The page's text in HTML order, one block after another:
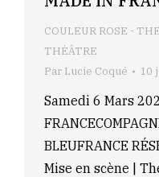
COULEUR ROSE -
THÉÂTRE
Par Lucie Coqué 10
Samedi 6 Mars
BLEUFRANCE
Mise en scène |